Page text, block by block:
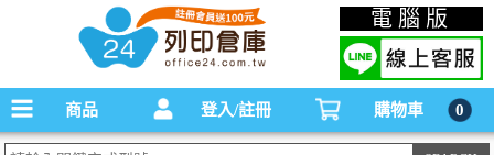
碳粉匣，墨水匣,原廠碳粉匣，副廠碳粉匣，環保碳粉匣,連續供墨印表機-office24列印
倉庫線上購物手機版
電腦版
商品 登入/註冊 購物車 0